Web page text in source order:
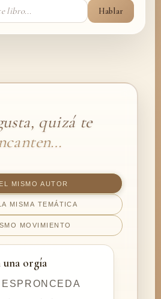
Hablar
quizá te
MISMO AUTOR
MISMA TEMÁTICA
MOVIMIENTO
una orgía